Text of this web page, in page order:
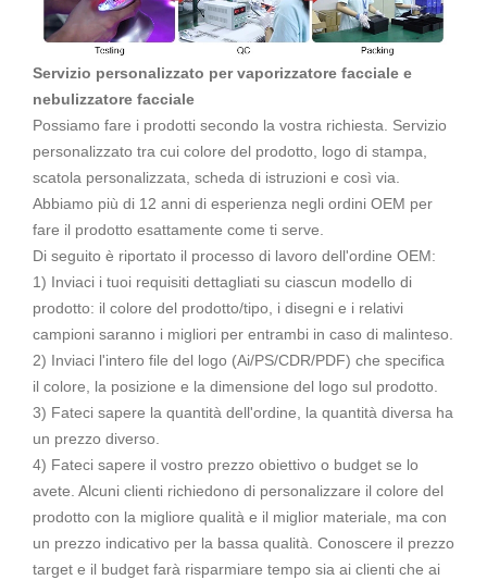
Servizio personalizzato per vaporizzatore facciale e
nebulizzatore facciale
Possiamo fare i prodotti secondo la vostra richiesta. Servizio
personalizzato tra cui colore del prodotto, logo di stampa,
scatola personalizzata, scheda di istruzioni e così via.
Abbiamo più di 12 anni di esperienza negli ordini OEM per
fare il prodotto esattamente come ti serve.
Di seguito è riportato il processo di lavoro dell'ordine OEM:
1) Inviaci i tuoi requisiti dettagliati su ciascun modello di
prodotto: il colore del prodotto/tipo, i disegni e i relativi
campioni saranno i migliori per entrambi in caso di malinteso.
2) Inviaci l'intero file del logo (Ai/PS/CDR/PDF) che specifica
il colore, la posizione e la dimensione del logo sul prodotto.
3) Fateci sapere la quantità dell'ordine, la quantità diversa ha
un prezzo diverso.
4) Fateci sapere il vostro prezzo obiettivo o budget se lo
avete. Alcuni clienti richiedono di personalizzare il colore del
prodotto con la migliore qualità e il miglior materiale, ma con
un prezzo indicativo per la bassa qualità. Conoscere il prezzo
target e il budget farà risparmiare tempo sia ai clienti che ai